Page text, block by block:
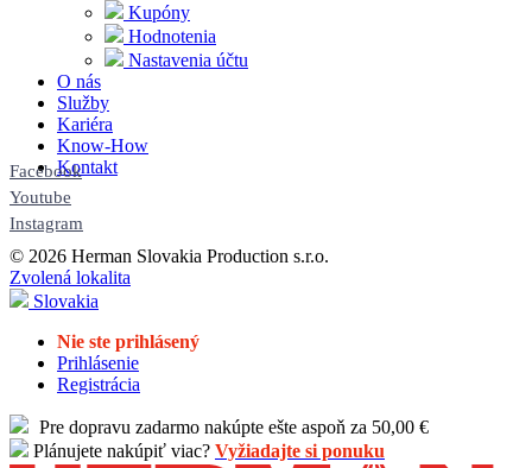
Kupóny
Hodnotenia
Nastavenia účtu
O nás
Služby
Kariéra
Know-How
Kontakt
Facebook
Youtube
Instagram
© 2026 Herman Slovakia Production s.r.o.
Zvolená lokalita
Slovakia
Nie ste prihlásený
Prihlásenie
Registrácia
Pre dopravu zadarmo nakúpte ešte aspoň za 50,00 €
Plánujete nakúpiť viac? Vyžiadajte si ponuku